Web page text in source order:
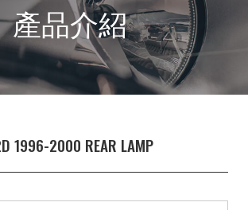
產品介紹
1996-2000 REAR LAMP